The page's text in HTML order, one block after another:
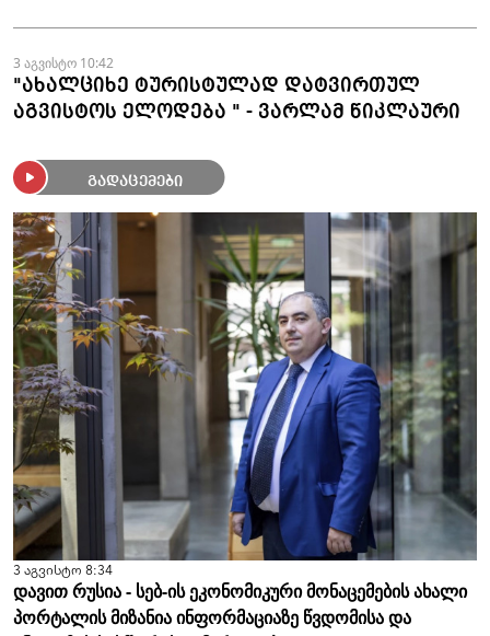
3 აგვისტო 10:42
"ახალციხე ტურისტულად დატვირთულ
აგვისტოს ელოდება " - ვარლამ წიკლაური
გადაცემები
3 აგვისტო 8:34
დავით რუსია - სებ-ის ეკონომიკური მონაცემების ახალი
პორტალის მიზანია ინფორმაციაზე წვდომისა და